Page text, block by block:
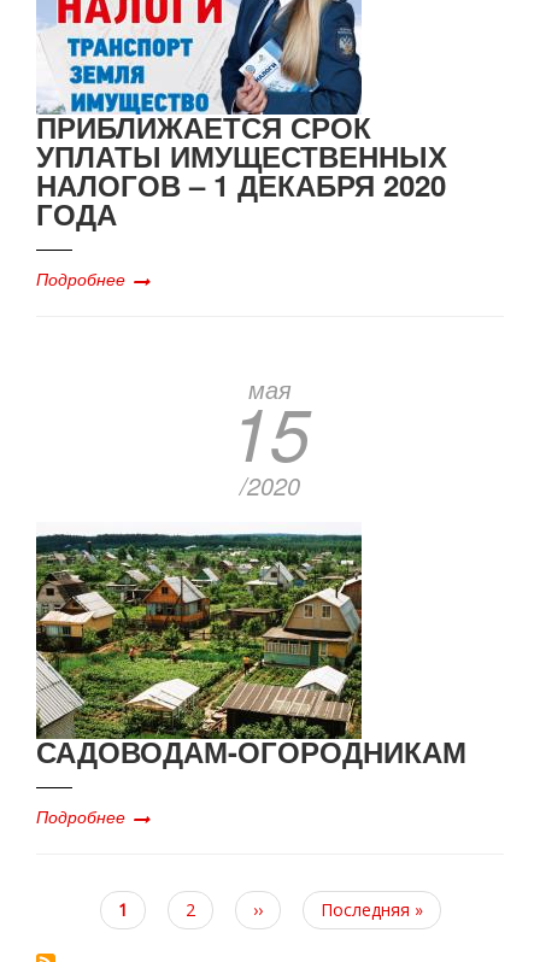
ПРИБЛИЖАЕТСЯ СРОК
УПЛАТЫ ИМУЩЕСТВЕННЫХ
НАЛОГОВ – 1 ДЕКАБРЯ 2020
ГОДА
Подробнее
мая
15
/2020
САДОВОДАМ-ОГОРОДНИКАМ
Подробнее
Текущая
страница
1 Page
2
Следующая
страница
››
Последняя
страница
Последняя »